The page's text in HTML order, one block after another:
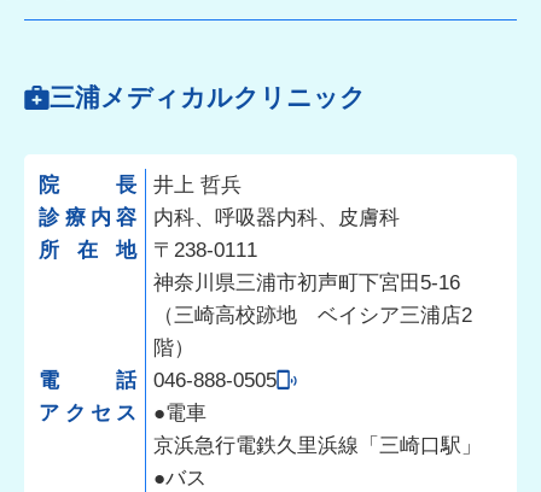
三浦メディカルクリニック
院長
井上 哲兵
診療内容
内科、呼吸器内科、皮膚科
所在地
〒238-0111
神奈川県三浦市初声町下宮田5-16
（三崎高校跡地 ベイシア三浦店2
階）
電話
046-888-0505
アクセス
●電車
京浜急行電鉄久里浜線「三崎口駅」
●バス